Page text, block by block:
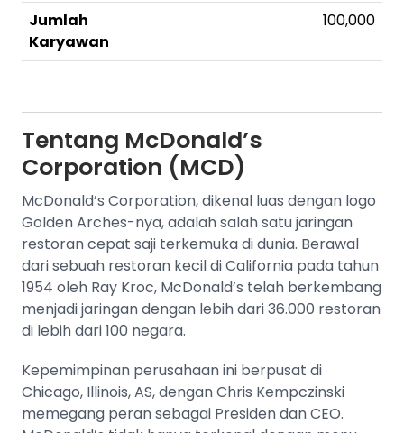
Jumlah
Karyawan
100,000
Tentang McDonald’s
Corporation (MCD)
McDonald’s Corporation, dikenal luas dengan logo
Golden Arches-nya, adalah salah satu jaringan
restoran cepat saji terkemuka di dunia. Berawal
dari sebuah restoran kecil di California pada tahun
1954 oleh Ray Kroc, McDonald’s telah berkembang
menjadi jaringan dengan lebih dari 36.000 restoran
di lebih dari 100 negara.
Kepemimpinan perusahaan ini berpusat di
Chicago, Illinois, AS, dengan Chris Kempczinski
memegang peran sebagai Presiden dan CEO.